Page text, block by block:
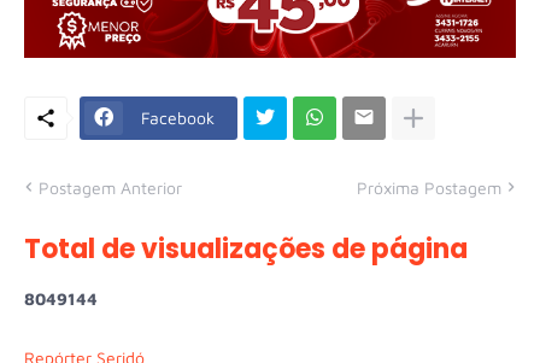
Facebook
Postagem Anterior Próxima Postagem
Total de visualizações de página
8049144
Repórter Seridó